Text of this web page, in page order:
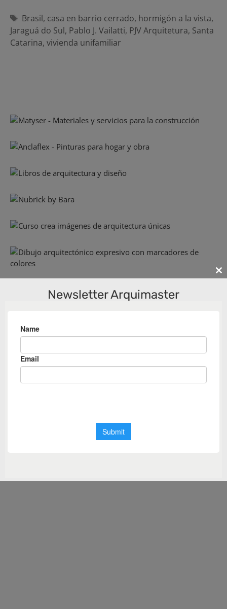
Etiquetas
Brasil, casa en barrio cerrado, hormigón a la vista,
Jaraguá do Sul, Pablo J. Vailatti, PJV Arquitetura, Santa
Catarina, vivienda unifamiliar
Newsletter Arquimaster